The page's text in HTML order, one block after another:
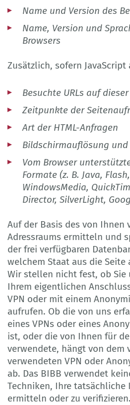
Name und Version des
Name, Version und
Browsers
Zusätzlich, sofern
Besuchte URLs auf
Zeitpunkte der
Art der HTML-Anfragen
Bildschirmauflösung
Vom Browser
Formate (z. B. Java, Flash,
WindowsMedia,
Director, SilverLight,
Auf der Basis des von Ihnen
Adressraums ermitteln und
der frei verfügbaren
welchem Staat aus die Seite
Wir stellen nicht fest, ob Sie
Ihrem eigentlichen
VPN oder mit einem
aufrufen. Ob die von uns
eines VPNs oder eines
ist, oder die von Ihnen für
verwendete, hängt von dem
verwendeten VPN oder
ab. Das BIBB verwendet
Techniken, Ihre tatsächliche
ermitteln oder zu verifizieren.